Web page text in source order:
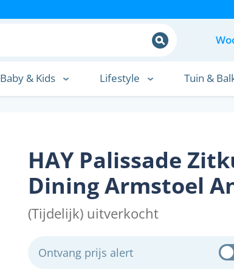
Baby & Kids Lifestyle Tuin &
HAY Palissade
Dining Armstoel
(Tijdelijk) uitverkocht
Ontvang prijs alert